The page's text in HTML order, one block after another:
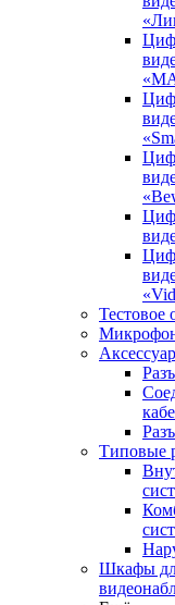
Тестовое
Типовые
Шкафы